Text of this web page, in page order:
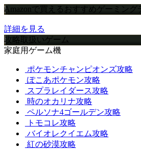
Amazonで買えるおすすめゲーミング
詳細を見る
攻略取扱いゲーム
家庭用ゲーム機
ポケモンチャンピオンズ攻略
ぽこあポケモン攻略
スプラレイダース攻略
時のオカリナ攻略
ペルソナ4ゴールデン攻略
トモコレ攻略
バイオレクイエム攻略
紅の砂漠攻略